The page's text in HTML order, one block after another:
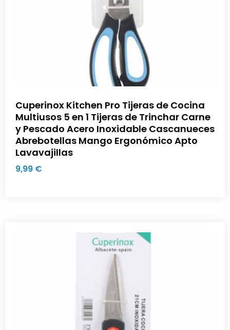
Cuperinox Kitchen Pro Tijeras de Cocina
Multiusos 5 en 1 Tijeras de Trinchar Carne
y Pescado Acero Inoxidable Cascanueces
Abrebotellas Mango Ergonómico Apto
Lavavajillas
9,99 €